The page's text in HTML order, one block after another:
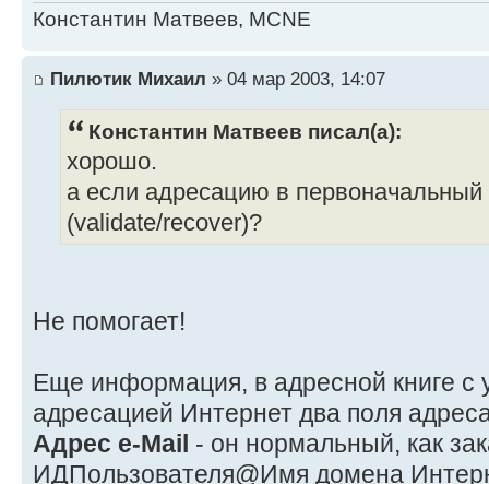
Константин Матвеев, MCNE
Пилютик Михаил » 04 мар 2003, 14:07
Константин Матвеев писал(а):
хорошо.
а если адресацию в
(validate/recover)?
Не помогает!
Еще информация, в адресной книге с
адресацией Интернет два поля
Адрес e-Mail - он нормальный, как
ИДПользователя@Имя домена